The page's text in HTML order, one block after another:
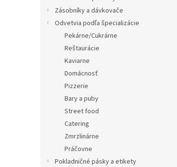
Zásobníky a dávkovače
Odvetvia podľa špecializácie
Pekárne/Cukrárne
Reštaurácie
Kaviarne
Domácnosť
Pizzerie
Bary a puby
Street food
Catering
Zmrzlinárne
Práčovne
Pokladničné pásky a etikety